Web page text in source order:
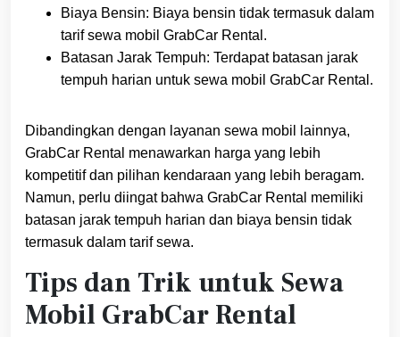
Biaya Bensin: Biaya bensin tidak termasuk dalam
tarif sewa mobil GrabCar Rental.
Batasan Jarak Tempuh: Terdapat batasan jarak
tempuh harian untuk sewa mobil GrabCar Rental.
Dibandingkan dengan layanan sewa mobil lainnya,
GrabCar Rental menawarkan harga yang lebih
kompetitif dan pilihan kendaraan yang lebih beragam.
Namun, perlu diingat bahwa GrabCar Rental memiliki
batasan jarak tempuh harian dan biaya bensin tidak
termasuk dalam tarif sewa.
Tips dan Trik untuk Sewa
Mobil GrabCar Rental